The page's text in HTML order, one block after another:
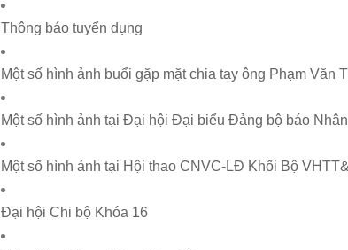
Thông báo tuyển dụng
Một số hình ảnh buổi gặp mặt chia tay ông Phạm Văn
Một số hình ảnh tại Đại hội Đại biểu Đảng bộ báo
Một số hình ảnh tại Hội thao CNVC-LĐ Khối Bộ
Đại hội Chi bộ Khóa 16